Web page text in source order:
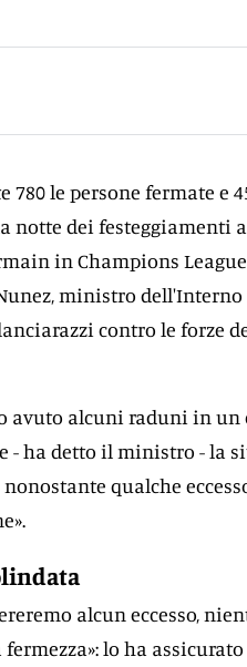
780 le persone fermate
notte dei festeggiamenti
in Champions
ministro
contro le forze
avuto alcuni raduni in
- ha detto il ministro - la
qualche
alcun eccesso,
fermezza»: lo ha